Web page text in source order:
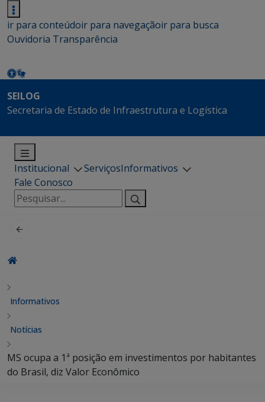
ir para conteúdoir para navegaçãoir para busca
Ouvidoria Transparência
SEILOG
Secretaria de Estado de Infraestrutura e Logística
Institucional ServiçosInformativos
Fale Conosco
Pesquisar
por:
Informativos
Notícias
MS ocupa a 1ª posição em investimentos por habitantes
do Brasil, diz Valor Econômico